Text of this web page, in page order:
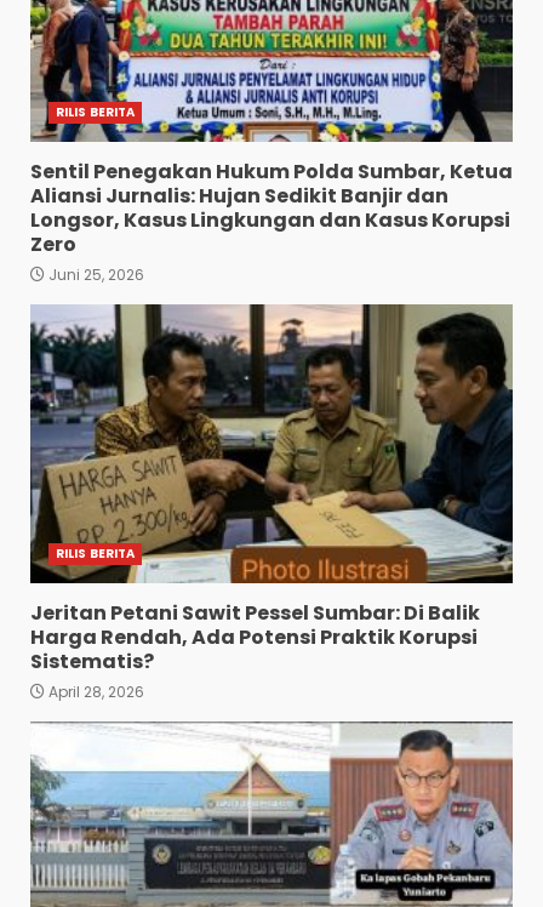
RILIS BERITA
Sentil Penegakan Hukum Polda Sumbar, Ketua
Aliansi Jurnalis: Hujan Sedikit Banjir dan
Longsor, Kasus Lingkungan dan Kasus Korupsi
Zero
Juni 25, 2026
RILIS BERITA
Jeritan Petani Sawit Pessel Sumbar: Di Balik
Harga Rendah, Ada Potensi Praktik Korupsi
Sistematis?
April 28, 2026